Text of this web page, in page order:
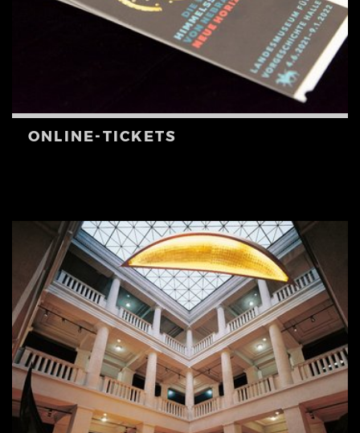
ONLINE-TICKETS